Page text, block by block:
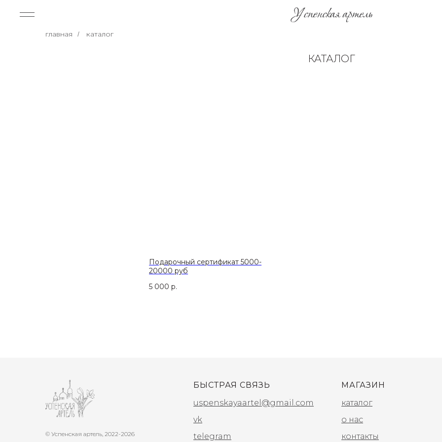
главная / каталог
КАТАЛОГ
Подарочный сертификат 5000-
20000 руб
5 000 р.
© Успенская артель, 2022-2026
БЫСТРАЯ СВЯЗЬ
uspenskayaartel@gmail.com
vk
telegram
МАГАЗИН
каталог
о нас
контакты